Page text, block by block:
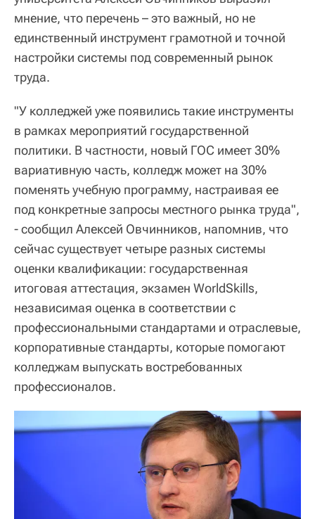
мнение, что перечень – это важный, но не
единственный инструмент грамотной и точной
настройки системы под современный рынок
труда.
"У колледжей уже появились такие инструменты
в рамках мероприятий государственной
политики. В частности, новый ГОС имеет 30%
вариативную часть, колледж может на 30%
поменять учебную программу, настраивая ее
под конкретные запросы местного рынка труда",
- сообщил Алексей Овчинников, напомнив, что
сейчас существует четыре разных системы
оценки квалификации: государственная
итоговая аттестация, экзамен WorldSkills,
независимая оценка в соответствии с
профессиональными стандартами и отраслевые,
корпоративные стандарты, которые помогают
колледжам выпускать востребованных
профессионалов.